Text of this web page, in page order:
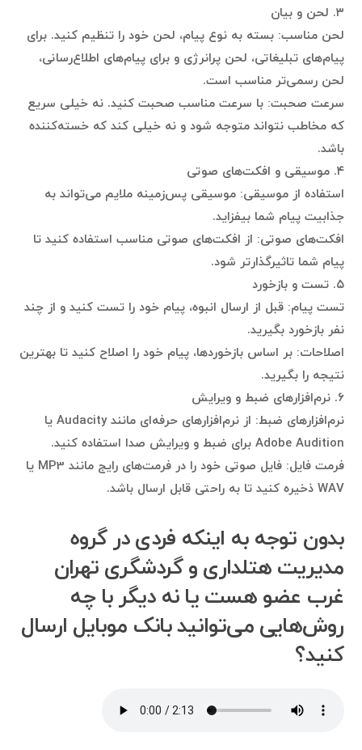
۳. لحن و بیان
لحن مناسب: بسته به نوع پیام، لحن خود را تنظیم کنید. برای
پیام‌های تبلیغاتی، لحن پرانرژی و برای پیام‌های اطلاع‌رسانی،
لحن رسمی‌تر مناسب است.
سرعت صحبت: با سرعت مناسب صحبت کنید. نه خیلی سریع
که مخاطب نتواند متوجه شود و نه خیلی کند که خسته‌کننده
باشد.
۴. موسیقی و افکت‌های صوتی
استفاده از موسیقی: موسیقی پس‌زمینه ملایم می‌تواند به
جذابیت پیام شما بیفزاید.
افکت‌های صوتی: از افکت‌های صوتی مناسب استفاده کنید تا
پیام شما تاثیرگذارتر شود.
۵. تست و بازخورد
تست پیام: قبل از ارسال انبوه، پیام خود را تست کنید و از چند
نفر بازخورد بگیرید.
اصلاحات: بر اساس بازخوردها، پیام خود را اصلاح کنید تا بهترین
نتیجه را بگیرید.
۶. نرم‌افزارهای ضبط و ویرایش
نرم‌افزارهای ضبط: از نرم‌افزارهای حرفه‌ای مانند Audacity یا
Adobe Audition برای ضبط و ویرایش صدا استفاده کنید.
فرمت فایل: فایل صوتی خود را در فرمت‌های رایج مانند MP3 یا
WAV ذخیره کنید تا به راحتی قابل ارسال باشد.
بدون توجه به اینکه فردی در گروه
مدیریت هتلداری و گردشگری تهران
غرب عضو هست یا نه دیگر با چه
روش‌هایی می‌توانید بانک موبایل ارسال
کنید؟